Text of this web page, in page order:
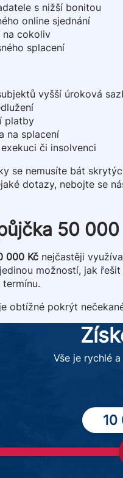
s nižší bonitou
online sjednání
na cokoliv
splacení
vyšší úroková
platby
na splacení
či insolvenci
se nemusíte bát
dotazy, nebojte se
50
000 Kč nejčastěji
možností, jak
obtížné pokrýt
Vše je rychlé
10